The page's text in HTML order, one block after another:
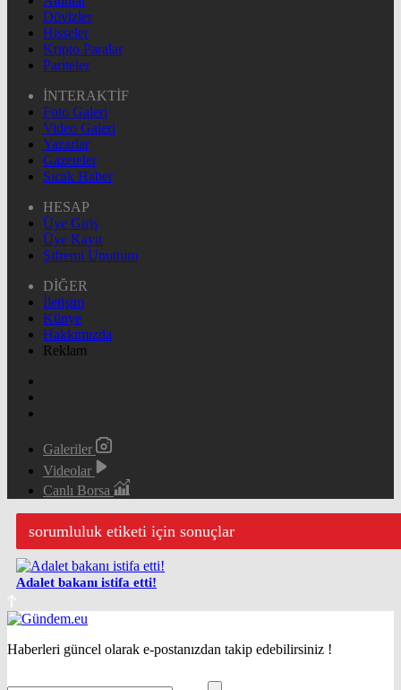
Dövizler
Hisseler
Kripto Paralar
Pariteler
İNTERAKTİF
Foto Galeri
Video Galeri
Yazarlar
Gazeteler
Sıcak Haber
HESAP
Üye Giriş
Üye Kayıt
Şifremi Unuttum
DİĞER
İletişim
Künye
Hakkımızda
Reklam
Galeriler
Videolar
Canlı Borsa
sorumluluk etiketi için sonuçlar
Adalet bakanı istifa etti!
Haberleri güncel olarak e-postanızdan takip edebilirsiniz !